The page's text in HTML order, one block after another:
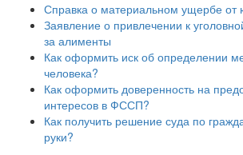
Справка о материальном ущербе от
Заявление о привлечении к
за алименты
Как оформить иск об определении
человека?
Как оформить доверенность на
интересов в ФССП?
Как получить решение суда по
руки?